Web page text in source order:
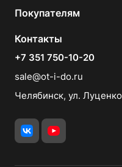
Покупателям
Контакты
+7 351 750-10-20
sale@ot-i-do.ru
Челябинск, ул.